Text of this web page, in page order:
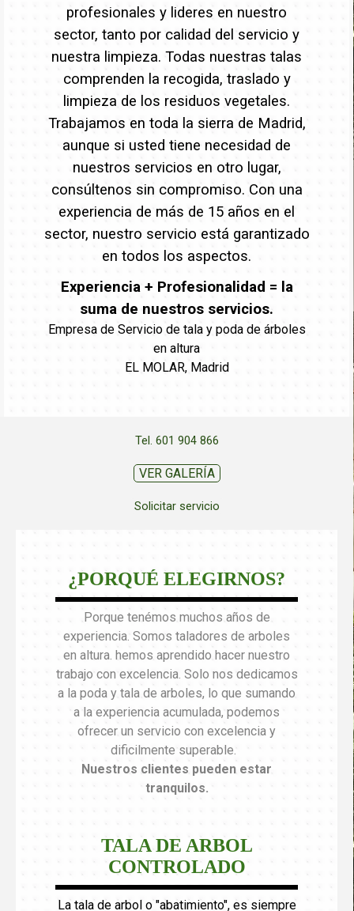
profesionales y lideres en nuestro
sector, tanto por calidad del servicio y
nuestra limpieza. Todas nuestras talas
comprenden la recogida, traslado y
limpieza de los residuos vegetales.
Trabajamos en toda la sierra de Madrid,
aunque si usted tiene necesidad de
nuestros servicios en otro lugar,
consúltenos sin compromiso. Con una
experiencia de más de 15 años en el
sector, nuestro servicio está garantizado
en todos los aspectos.
Experiencia + Profesionalidad = la
suma de nuestros servicios.
Empresa de Servicio de tala y poda de árboles
en altura
EL MOLAR, Madrid
Tel. 601 904 866
VER GALERÍA
Solicitar servicio
¿PORQUÉ ELEGIRNOS?
Porque tenémos muchos años de
experiencia. Somos taladores de arboles
en altura. hemos aprendido hacer nuestro
trabajo con excelencia. Solo nos dedicamos
a la poda y tala de arboles, lo que sumando
a la experiencia acumulada, podemos
ofrecer un servicio con excelencia y
dificilmente superable.
Nuestros clientes pueden estar
tranquilos.
TALA DE ARBOL
CONTROLADO
La tala de arbol o "abatimiento", es siempre